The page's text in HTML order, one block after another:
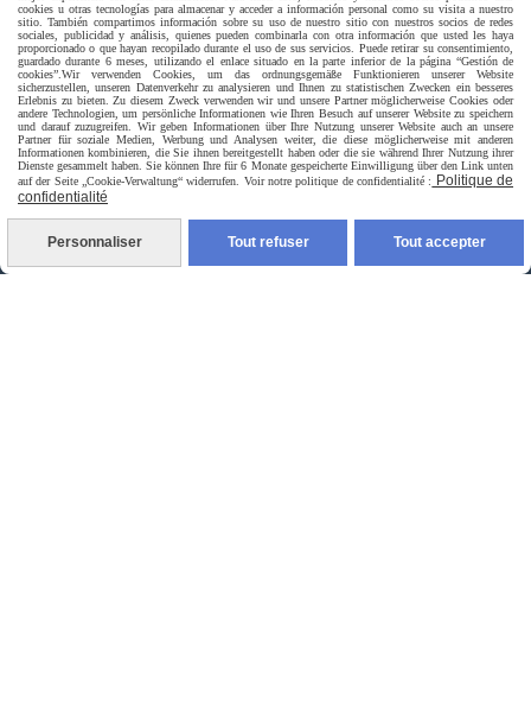
Livraison rapide
cookies u otras tecnologías para almacenar y acceder a información personal como su visita a nuestro
sitio. También compartimos información sobre su uso de nuestro sitio con nuestros socios de redes
sociales, publicidad y análisis, quienes pueden combinarla con otra información que usted les haya
proporcionado o que hayan recopilado durante el uso de sus servicios. Puede retirar su consentimiento,
guardado durante 6 meses, utilizando el enlace situado en la parte inferior de la página “Gestión de
cookies”. Wir verwenden Cookies, um das ordnungsgemäße Funktionieren unserer Website
sicherzustellen, unseren Datenverkehr zu analysieren und Ihnen zu statistischen Zwecken ein besseres
Erlebnis zu bieten. Zu diesem Zweck verwenden wir und unsere Partner möglicherweise Cookies oder
andere Technologien, um persönliche Informationen wie Ihren Besuch auf unserer Website zu speichern
und darauf zuzugreifen. Wir geben Informationen über Ihre Nutzung unserer Website auch an unsere
Partner für soziale Medien, Werbung und Analysen weiter, die diese möglicherweise mit anderen
Informationen kombinieren, die Sie ihnen bereitgestellt haben oder die sie während Ihrer Nutzung ihrer
Dienste gesammelt haben. Sie können Ihre für 6 Monate gespeicherte Einwilligung über den Link unten
auf der Seite „Cookie-Verwaltung“ widerrufen. Voir notre politique de confidentialité :
Politique de
confidentialité
Personnaliser Tout refuser Tout accepter